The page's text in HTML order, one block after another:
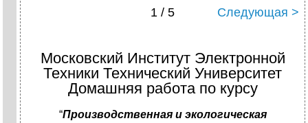
1 / 5 Следующая >
Московский Институт Электронной
Техники Технический Университет
Домашняя работа по курсу
“Производственная и экологическая